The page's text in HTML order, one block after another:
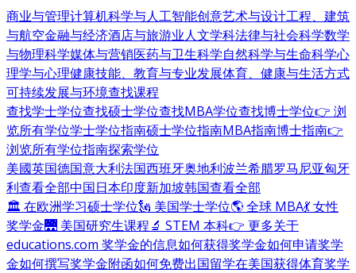
商业与管理计算机科学与人工智能创意艺术与设计工程、建筑
与航空金融与经济酒店与旅游业人文学科法律与社会科学数学
与物理科学媒体与营销医药与卫生科学自然科学与生命科学心
理学与心理健康技能、教育与专业发展体育、健康与生活方式
可持续发展与环境查找课程
查找学士学位查找硕士学位查找MBA学位查找博士学位👉 浏
览所有学位学士学位指南硕士学位指南MBA指南博士指南👉
浏览所有学位指南探索学位
美國英国德国意大利法国西班牙奥地利波兰希腊罗马尼亚匈牙
利查看全部中国日本印度新加坡韩国查看全部
🏛 在欧洲学习硕士学位🗽 美国学士学位🌎 全球 MBA💃 女性
奖学金🌉 美国研究生课程🔬 STEM 本科👉 更多关于
educations.com 奖学金的信息如何获得奖学金如何申请奖学
金如何撰写奖学金附函如何免费出国留学在美国获得体育奖学